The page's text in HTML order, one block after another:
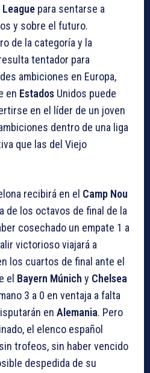
League para sentarse a
y sobre el futuro.
de la categoría y la
tentador para
ambiciones en Europa,
en Estados Unidos puede
en el líder de un joven
dentro de una liga
que las del Viejo
recibirá en el Camp Nou
de los octavos de final de la
cosechado un empate 1 a
victorioso viajará a
los cuartos de final ante el
el Bayern Múnich y Chelsea
3 a 0 en ventaja a falta
en Alemania. Pero
el elenco español
trofeos, sin haber vencido
despedida de su